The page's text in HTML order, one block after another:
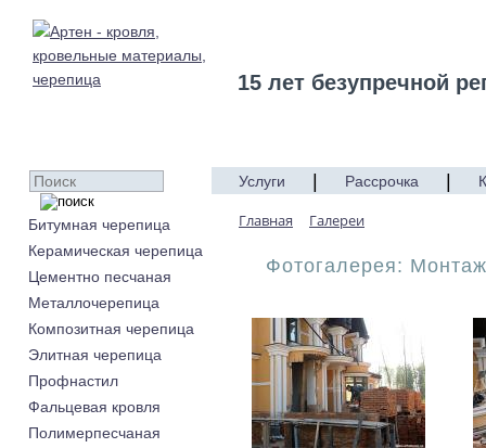
15 лет безупречной
Битумная черепица
Керамическая черепица
Цементно песчаная
Металлочерепица
Композитная черепица
Элитная черепица
Профнастил
Фальцевая кровля
Полимерпесчаная
Услуги Рассрочка
Главная Галереи
Фотогалерея: